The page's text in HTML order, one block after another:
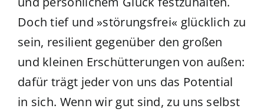
Doch tief und »störungsfrei« glücklich zu
sein, resilient gegenüber den großen
und kleinen Erschütterungen von außen:
dafür trägt jeder von uns das Potential
in sich. Wenn wir gut sind, zu uns selbst